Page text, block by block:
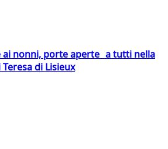
ai nonni, porte aperte a tutti nella
di Lisieux